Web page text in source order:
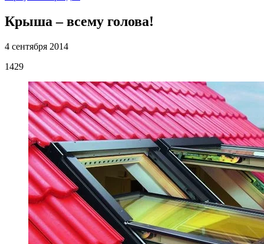
Крыша – всему голова!
4 сентября 2014
1429